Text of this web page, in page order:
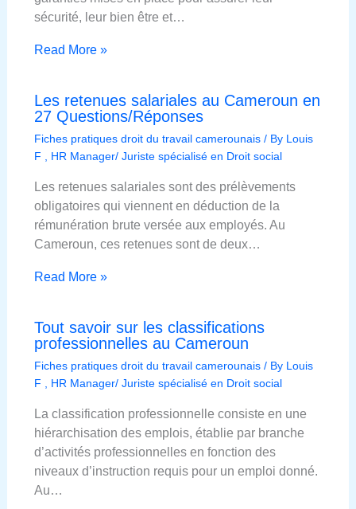
sécurité, leur bien être et…
Read More »
Les retenues salariales au Cameroun en
27 Questions/Réponses
Fiches pratiques droit du travail camerounais/ By Louis
F , HR Manager/ Juriste spécialisé en Droit social
Les retenues salariales sont des prélèvements
obligatoires qui viennent en déduction de la
rémunération brute versée aux employés. Au
Cameroun, ces retenues sont de deux…
Read More »
Tout savoir sur les classifications
professionnelles au Cameroun
Fiches pratiques droit du travail camerounais/ By Louis
F , HR Manager/ Juriste spécialisé en Droit social
La classification professionnelle consiste en une
hiérarchisation des emplois, établie par branche
d’activités professionnelles en fonction des
niveaux d’instruction requis pour un emploi donné.
Au…